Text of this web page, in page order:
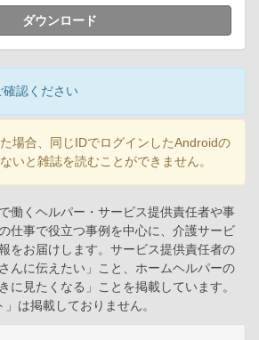
ダウンロード
認ください
場合、同じIDでログインしたAndroidの
いと雑誌を読むことができません。
働くヘルパー・サービス提供責任者や事
仕事で役立つ事例を中心に、介護サービ
をお届けします。サービス提供責任者の
んに伝えたい」こと、ホームヘルパーの
に見たくなる」ことを掲載しています。
は掲載しておりません。